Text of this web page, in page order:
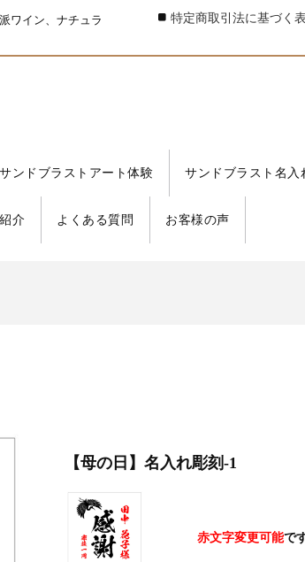
ワイン、ナチュラ
サンドブラストアート体験 サンドブラスト名入
介 よくある質問 お客様の声
特定商取引法に基づく
【母の日】名入れ彫刻-1
赤文字変更可能で